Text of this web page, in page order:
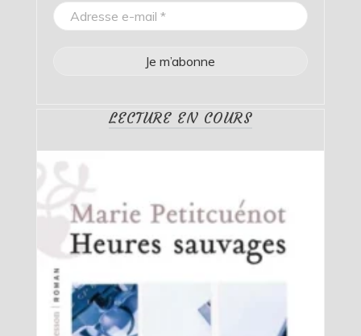
LECTURE EN COURS